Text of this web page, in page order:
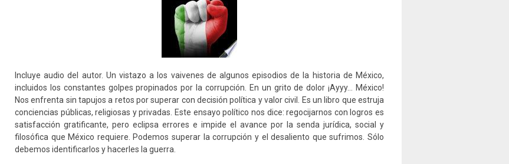
Incluye audio del autor. Un vistazo a los vaivenes de algunos episodios de la historia de México,
incluidos los constantes golpes propinados por la corrupción. En un grito de dolor ¡Ayyy… México!
Nos enfrenta sin tapujos a retos por superar con decisión política y valor civil. Es un libro que estruja
conciencias públicas, religiosas y privadas. Este ensayo político nos dice: regocijarnos con logros es
satisfacción gratificante, pero eclipsa errores e impide el avance por la senda jurídica, social y
filosófica que México requiere. Podemos superar la corrupción y el desaliento que sufrimos. Sólo
debemos identificarlos y hacerles la guerra.